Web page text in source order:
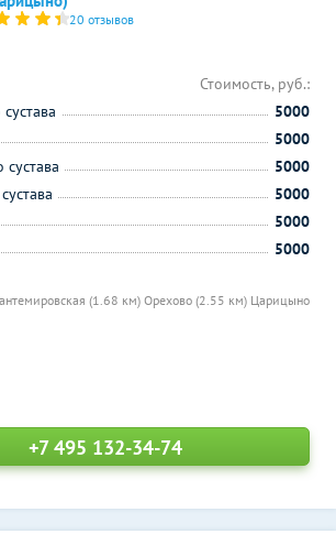
20 отзывов
(1.68 км) Орехово (2.55 км) Царицыно
Стоимость, руб.:
5000
5000
5000
5000
5000
5000
+7 495 132-34-74